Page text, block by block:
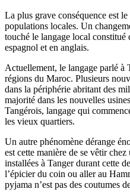
La plus grave conséquence est
populations locales. Un
touché le langage local constitué
espagnol et en anglais.
Actuellement, le langage parlé à
régions du Maroc. Plusieurs
dans la périphérie abritant des
majorité dans les nouvelles
Tangérois, langage qui
les vieux quartiers.
Un autre phénomène dérange
est cette manière de se vêtir
installées à Tanger durant cette
l’épicier du coin ou aller au
pyjama n’est pas des coutumes